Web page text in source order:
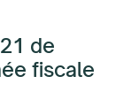
de
fiscale